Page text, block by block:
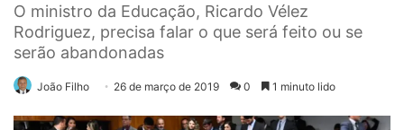
O ministro da Educação, Ricardo Vélez
Rodriguez, precisa falar o que será feito ou se
serão abandonadas
João Filho 26 de março de 2019 0 1 minuto lido